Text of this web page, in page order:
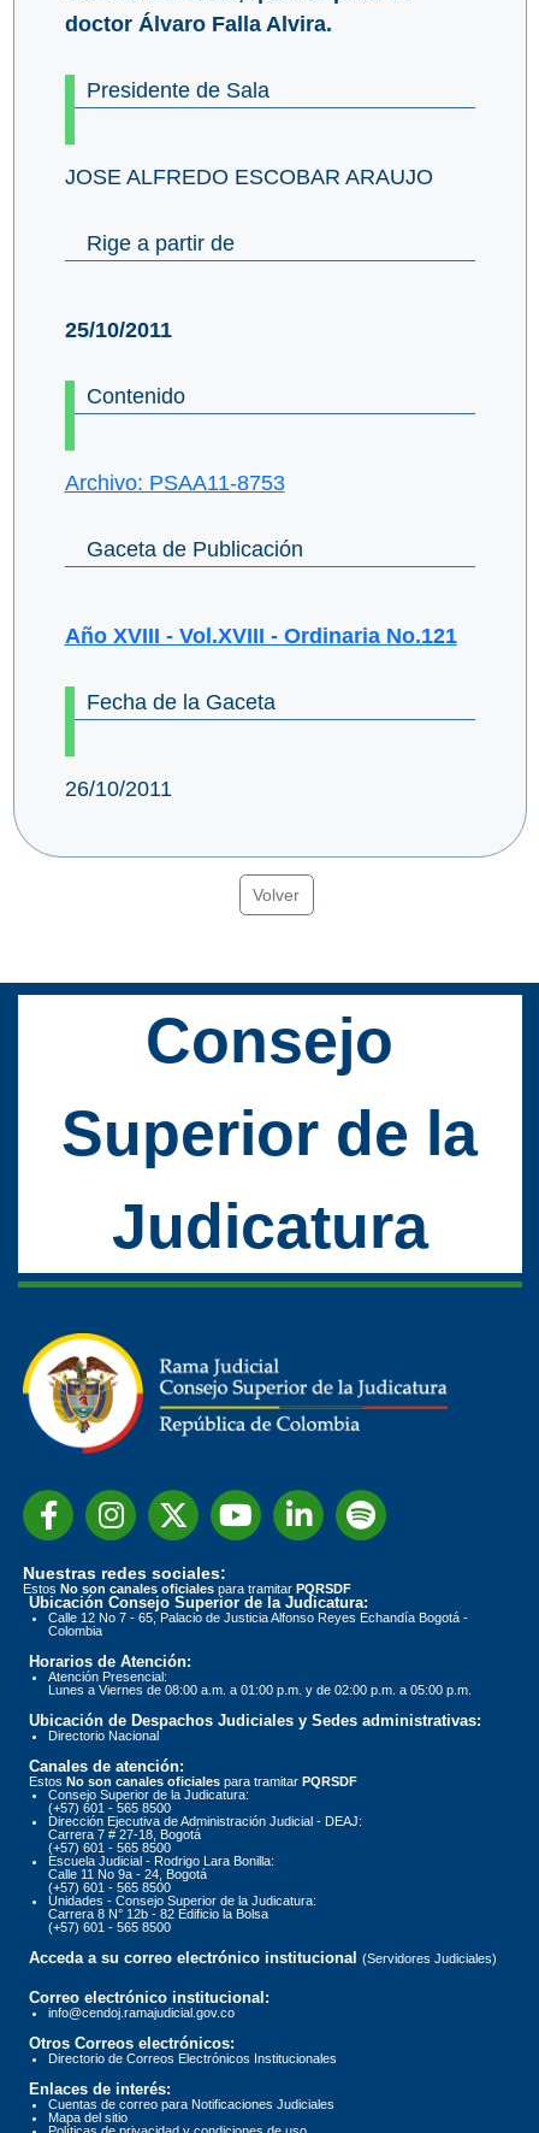
doctor Álvaro Falla Alvira.
Presidente de Sala
JOSE ALFREDO ESCOBAR ARAUJO
Rige a partir de
25/10/2011
Contenido
Archivo: PSAA11-8753
Gaceta de Publicación
Año XVIII - Vol.XVIII - Ordinaria No.121
Fecha de la Gaceta
26/10/2011
Volver
Consejo
Superior de la
Judicatura
Nuestras redes sociales:
Estos No son canales oficiales para tramitar PQRSDF
Ubicación Consejo Superior de la Judicatura:
Calle 12 No 7 - 65, Palacio de Justicia Alfonso Reyes Echandía Bogotá -
Colombia
Horarios de Atención:
Atención Presencial:
Lunes a Viernes de 08:00 a.m. a 01:00 p.m. y de 02:00 p.m. a 05:00 p.m.
Ubicación de Despachos Judiciales y Sedes administrativas:
Directorio Nacional
Canales de atención:
Estos No son canales oficiales para tramitar PQRSDF
Consejo Superior de la Judicatura:
(+57) 601 - 565 8500
Dirección Ejecutiva de Administración Judicial - DEAJ:
Carrera 7 # 27-18, Bogotá
(+57) 601 - 565 8500
Escuela Judicial - Rodrigo Lara Bonilla:
Calle 11 No 9a - 24, Bogotá
(+57) 601 - 565 8500
Unidades - Consejo Superior de la Judicatura:
Carrera 8 N° 12b - 82 Edificio la Bolsa
(+57) 601 - 565 8500
Acceda a su correo electrónico institucional (Servidores Judiciales)
Correo electrónico institucional:
info@cendoj.ramajudicial.gov.co
Otros Correos electrónicos:
Directorio de Correos Electrónicos Institucionales
Enlaces de interés:
Cuentas de correo para Notificaciones Judiciales
Mapa del sitio